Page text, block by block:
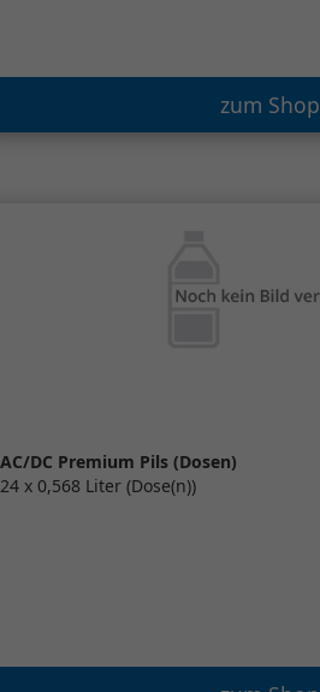
zum Shop
AC/DC Premium Pils (Dosen)
24 x 0,568 Liter (Dose(n))